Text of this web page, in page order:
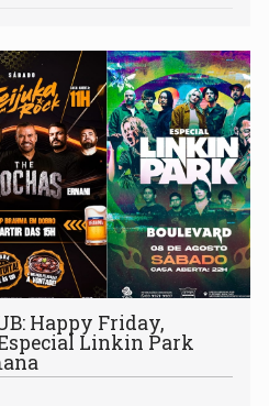
Happy Friday,
Linkin Park